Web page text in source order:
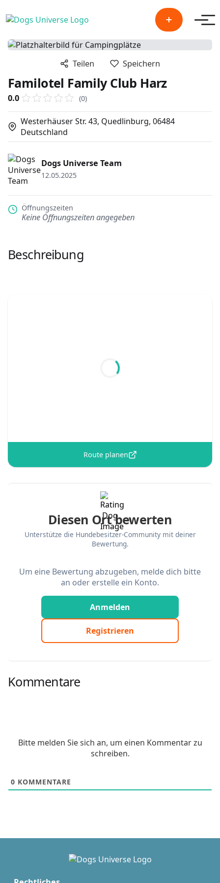
Teilen Speichern
Familotel Family Club Harz
0.0 (0)
Westerhäuser Str. 43, Quedlinburg, 06484
Deutschland
Dogs Universe Team
12.05.2025
Öffnungszeiten
Keine Öffnungszeiten angegeben
Beschreibung
Route planen
Diesen Ort bewerten
Unterstütze die Hundebesitzer-Community mit deiner
Bewertung.
Um eine Bewertung abzugeben, melde dich bitte
an oder erstelle ein Konto.
Anmelden
Registrieren
Kommentare
Bitte melden Sie sich an, um einen Kommentar zu
schreiben.
0 KOMMENTARE